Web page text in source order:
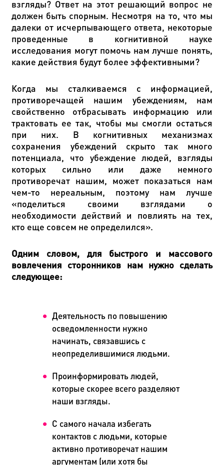
взгляды? Ответ на этот решающий вопрос не
должен быть спорным. Несмотря на то, что мы
далеки от исчерпывающего ответа, некоторые
проведенные в когнитивной науке
исследования могут помочь нам лучше понять,
какие действия будут более эффективными?
Когда мы сталкиваемся с информацией,
противоречащей нашим убеждениям, нам
свойственно отбрасывать информацию или
трактовать ее так, чтобы мы смогли остаться
при них. В когнитивных механизмах
сохранения убеждений скрыто так много
потенциала, что убеждение людей, взгляды
которых сильно или даже немного
противоречат нашим, может показаться нам
чем-то нереальным, поэтому нам лучше
«поделиться своими взглядами о
необходимости действий и повлиять на тех,
кто еще совсем не определился».
Одним словом, для быстрого и массового
вовлечения сторонников нам нужно сделать
следующее:
Деятельность по повышению
осведомленности нужно
начинать, связавшись с
неопределившимися людьми.
Проинформировать людей,
которые скорее всего разделяют
наши взгляды.
С самого начала избегать
контактов с людьми, которые
активно противоречат нашим
аргументам (или хотя бы